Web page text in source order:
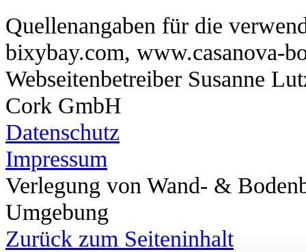
Quellenangaben für die
bixybay.com, www.casanova-
Webseitenbetreiber Susanne
Cork GmbH
Datenschutz
Impressum
Verlegung von Wand- &
Umgebung
Zurück zum Seiteninhalt